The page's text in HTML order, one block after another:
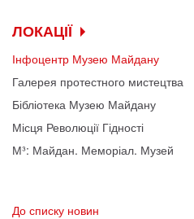
ЛОКАЦІЇ
Інфоцентр Музею Майдану
Галерея протестного мистецтва
Бібліотека Музею Майдану
Місця Революції Гідності
М³: Майдан. Меморіал. Музей
До списку новин